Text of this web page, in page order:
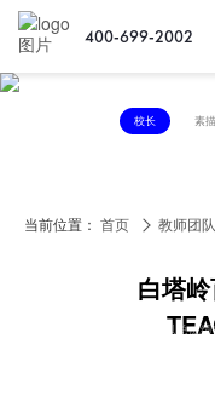
400-699-2002
2002年以总成
校长 素
当前位置： 首页 教师团队
白塔